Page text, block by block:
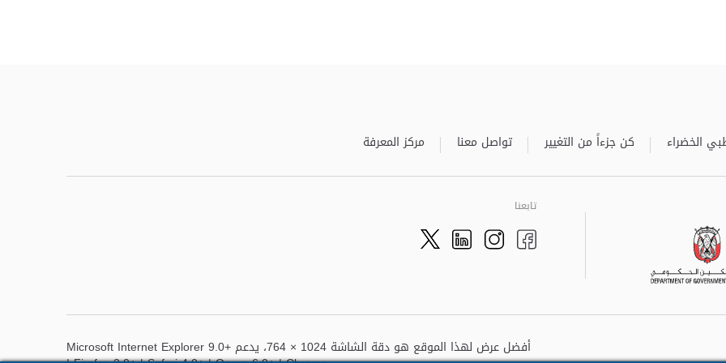
الخضراء كن جزءاً من التغيير تواصل معنا مركز المعرفة
تابعنا
Facebook
Instagram
LinkedIn
Twitter
أفضل عرض لهذا الموقع هو دقة الشاشة 1024 × 764، يدعم Microsoft Internet Explorer 9.0+